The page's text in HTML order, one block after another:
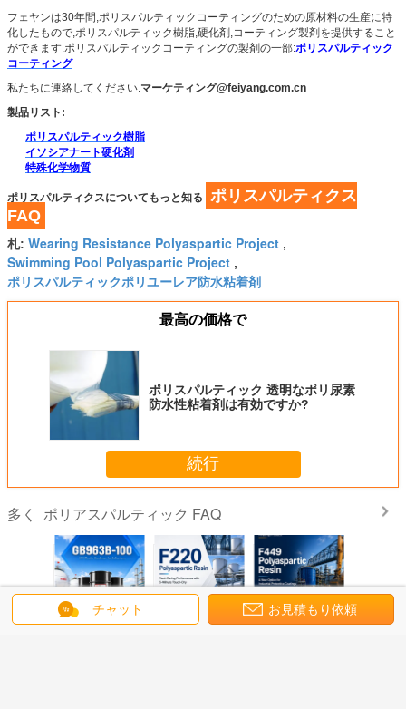
フェヤンは30年間,ポリスパルティックコーティングのための原材料の生産に特
化したもので,ポリスパルティック樹脂,硬化剤,コーティング製剤を提供すること
ができます.ポリスパルティックコーティングの製剤の一部:ポリスパルティック
コーティング
私たちに連絡してください. マーケティング@feiyang.com.cn
製品リスト:
ポリスパルティック樹脂
イソシアナート硬化剤
特殊化学物質
ポリスパルティクスについてもっと知る
ポリスパルティクス
FAQ
札: Wearing Resistance Polyaspartic Project ,
Swimming Pool Polyaspartic Project ,
ポリスパルティックポリユーレア防水粘着剤
最高の価格で
ポリスパルティック 透明なポリ尿素
防水性粘着剤は有効ですか?
続行
多く ポリアスパルティック FAQ
グ用の
GB963B-100 —
接着剤用 HDI 弾性
ッチドライ性能を
F449 ポリアスパ
ラギン酸ポリ尿素
F423 —
高いシー
チャット お見積もり依頼